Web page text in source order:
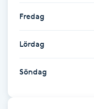
Gelenaglar
Fredag
Lördag
Söndag